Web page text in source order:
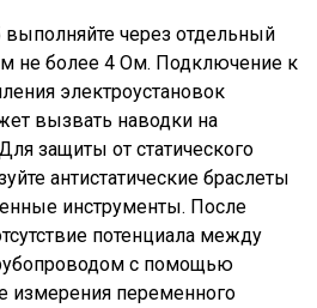
через отдельный
не более 4 Ом. Подключение к
электроустановок
вызвать наводки на
защиты от статического
антистатические браслеты
инструменты. После
потенциала между
с помощью
измерения переменного